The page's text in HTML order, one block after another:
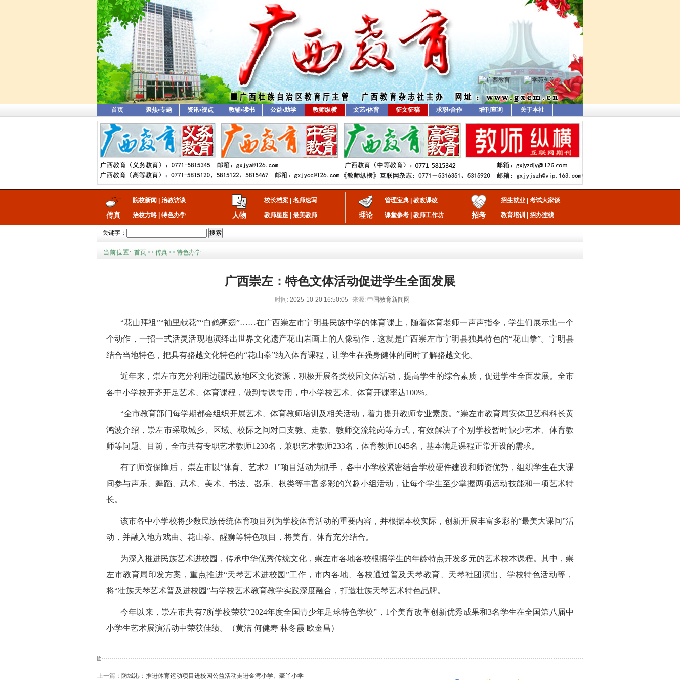
首页 聚焦•专题 资讯•视点 教辅•读书 公益•助学 教师纵横 文艺•体育 征文征稿 求职•合作 增刊查询 关于本社
传真
院校新闻 治教访谈
治校方略 特色办学 人物
校长档案 名师速写
教师星座 最美教师 理论
管理宝典 教改课改
课堂参考 教师工作坊 招考
招生就业 考试大家谈
教育培训 招办连线
关键字： 搜索
当前位置: 首页>> 传真>> 特色办学
广西崇左：特色文体活动促进学生全面发展
时间: 2025-10-20 16:50:05 来源: 中国教育新闻网
“花山拜祖”“袖里献花”“白鹤亮翅”……在广西崇左市宁明县民族中学的体育课上，随着体育老师一声声指令，学生们展示出一个
个动作，一招一式活灵活现地演绎出世界文化遗产花山岩画上的人像动作，这就是广西崇左市宁明县独具特色的“花山拳”。宁明县
结合当地特色，把具有骆越文化特色的“花山拳”纳入体育课程，让学生在强身健体的同时了解骆越文化。
近年来，崇左市充分利用边疆民族地区文化资源，积极开展各类校园文体活动，提高学生的综合素质，促进学生全面发展。全市
各中小学校开齐开足艺术、体育课程，做到专课专用，中小学校艺术、体育开课率达100%。
“全市教育部门每学期都会组织开展艺术、体育教师培训及相关活动，着力提升教师专业素质。”崇左市教育局安体卫艺科科长黄
鸿波介绍，崇左市采取城乡、区域、校际之间对口支教、走教、教师交流轮岗等方式，有效解决了个别学校暂时缺少艺术、体育教
师等问题。目前，全市共有专职艺术教师1230名，兼职艺术教师233名，体育教师1045名，基本满足课程正常开设的需求。
有了师资保障后， 崇左市以“体育、艺术2+1”项目活动为抓手，各中小学校紧密结合学校硬件建设和师资优势，组织学生在大课
间参与声乐、舞蹈、武术、美术、书法、器乐、棋类等丰富多彩的兴趣小组活动，让每个学生至少掌握两项运动技能和一项艺术特
长。
该市各中小学校将少数民族传统体育项目列为学校体育活动的重要内容，并根据本校实际，创新开展丰富多彩的“最美大课间”活
动，并融入地方戏曲、花山拳、醒狮等特色项目，将美育、体育充分结合。
为深入推进民族艺术进校园，传承中华优秀传统文化，崇左市各地各校根据学生的年龄特点开发多元的艺术校本课程。其中，崇
左市教育局印发方案，重点推进“天琴艺术进校园”工作，市内各地、各校通过普及天琴教育、天琴社团演出、学校特色活动等，
将“壮族天琴艺术普及进校园”与学校艺术教育教学实践深度融合，打造壮族天琴艺术特色品牌。
今年以来，崇左市共有7所学校荣获“2024年度全国青少年足球特色学校”，1个美育改革创新优秀成果和3名学生在全国第八届中
小学生艺术展演活动中荣获佳绩。（黄洁 何健寿 林冬霞 欧金昌）
上一篇： 防城港：推进体育运动项目进校园公益活动走进金湾小学、豪丫小学